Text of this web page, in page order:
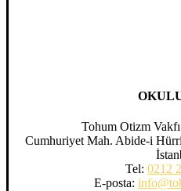
Tohum Otizm
Cumhuriyet Mah. Abide-i
Tel: 0212
E-posta: